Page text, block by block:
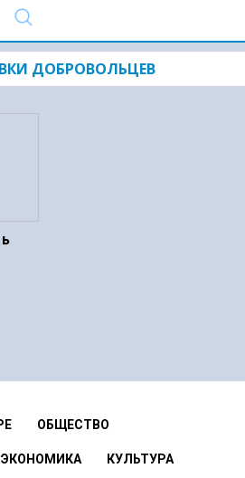
ДОБРОВОЛЬЦЕВ
ОБЩЕСТВО
ЭКОНОМИКА КУЛЬТУРА